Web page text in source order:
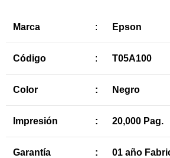
Marca : Epson
Código : T05A100
Color : Negro
Impresión : 20,000 Pag.
Garantía : 01 año